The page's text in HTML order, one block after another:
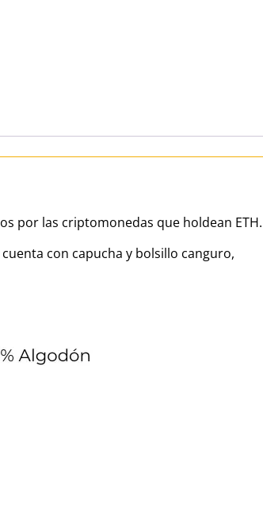
por las criptomonedas que holdean ETH.
con capucha y bolsillo canguro,